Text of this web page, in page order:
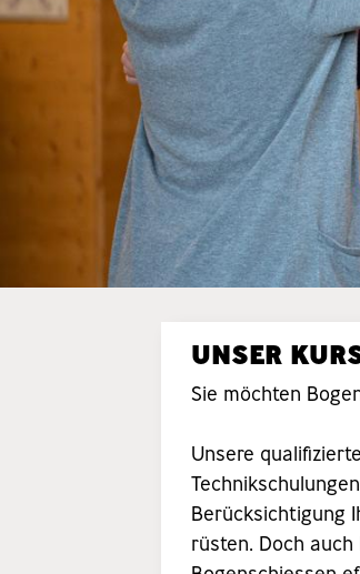
UNSER
Sie möchten
Unsere
Berücksichtigung
rüsten. Doch